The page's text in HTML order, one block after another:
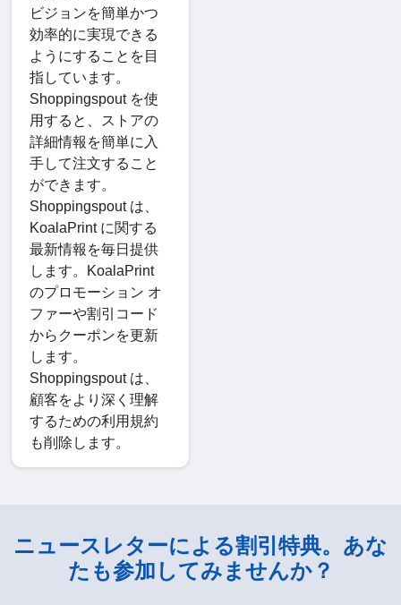
ビジョンを簡単かつ
効率的に実現できる
ようにすることを目
指しています。
Shoppingspout を使
用すると、ストアの
詳細情報を簡単に入
手して注文すること
ができます。
Shoppingspout は、
KoalaPrint に関する
最新情報を毎日提供
します。KoalaPrint
のプロモーション オ
ファーや割引コード
からクーポンを更新
します。
Shoppingspout は、
顧客をより深く理解
するための利用規約
も削除します。
ニュースレターによる割引特典。あな
たも参加してみませんか？